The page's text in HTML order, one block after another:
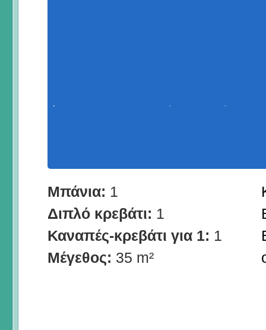
Μπάνια: 1
Διπλό κρεβάτι: 1
Καναπές-κρεβάτι για 1: 1
Μέγεθος: 35 m²